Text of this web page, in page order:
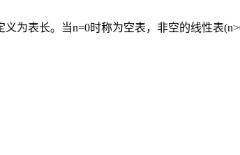
为表长。当n=0时称为空表，非空的线性表